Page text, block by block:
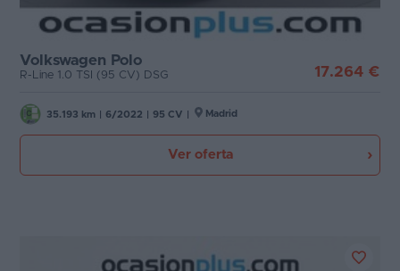
Volkswagen Polo
R-Line 1.0 TSI (95 CV) DSG 17.264 €
35.193 km 6/2022 95 CV Madrid
Ver oferta